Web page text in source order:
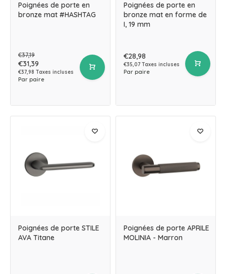
Poignées de porte en
bronze mat #HASHTAG
€37,19
€31,39
€37,98 Taxes incluses
Par paire
Poignées de porte en
bronze mat en forme de
I, 19 mm
€28,98
€35,07 Taxes incluses
Par paire
Poignées de porte STILE
AVA Titane
Poignées de porte APRILE
MOLINIA - Marron